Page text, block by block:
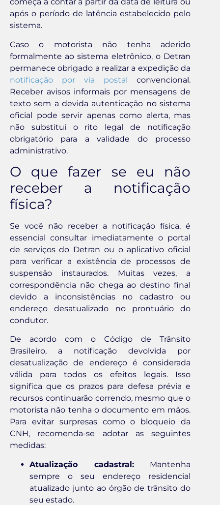
após o período de latência estabelecido pelo
sistema.
Caso o motorista não tenha aderido
formalmente ao sistema eletrônico, o Detran
permanece obrigado a realizar a expedição da
notificação por via postal convencional.
Receber avisos informais por mensagens de
texto sem a devida autenticação no sistema
oficial pode servir apenas como alerta, mas
não substitui o rito legal de notificação
obrigatório para a validade do processo
administrativo.
O que fazer se eu não
receber a notificação
física?
Se você não receber a notificação física, é
essencial consultar imediatamente o portal
de serviços do Detran ou o aplicativo oficial
para verificar a existência de processos de
suspensão instaurados. Muitas vezes, a
correspondência não chega ao destino final
devido a inconsistências no cadastro ou
endereço desatualizado no prontuário do
condutor.
De acordo com o Código de Trânsito
Brasileiro, a notificação devolvida por
desatualização de endereço é considerada
válida para todos os efeitos legais. Isso
significa que os prazos para defesa prévia e
recursos continuarão correndo, mesmo que o
motorista não tenha o documento em mãos.
Para evitar surpresas como o bloqueio da
CNH, recomenda-se adotar as seguintes
medidas:
Atualização cadastral:Mantenha
sempre o seu endereço residencial
atualizado junto ao órgão de trânsito do
seu estado.